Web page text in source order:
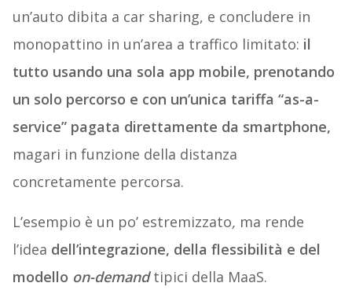
un’auto dibita a car sharing, e concludere in
monopattino in un’area a traffico limitato: il
tutto usando una sola app mobile, prenotando
un solo percorso e con un’unica tariffa “as-a-
service” pagata direttamente da smartphone,
magari in funzione della distanza
concretamente percorsa.
L’esempio è un po’ estremizzato, ma rende
l’idea dell’integrazione, della flessibilità e del
modello on-demandtipici della MaaS.